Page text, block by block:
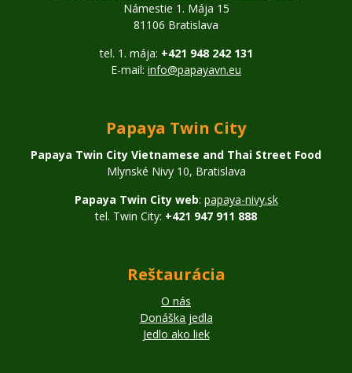
Námestie 1. Mája 15
81106 Bratislava
tel. 1. mája: +421 948 242 131
E-mail: info@papayavn.eu
Papaya Twin City
Papaya Twin City Vietnamese and Thai Street Food
Mlynské Nivy 10, Bratislava
Papaya Twin City web: papaya-nivy.sk
tel. Twin City: +421 947 911 888
Reštaurácia
O nás
Donáška jedla
Jedlo ako liek